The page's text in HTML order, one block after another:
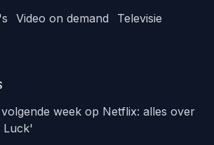
Video on demand
Televisie
week op Netflix: alles over
Luck'